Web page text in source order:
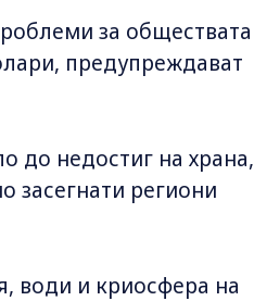
за обществата
предупреждават
до недостиг на храна,
засегнати региони
води и криосфера на